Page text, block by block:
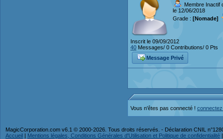
Membre Inactif
le 12/06/2018
Grade : [Nomade]
Inscrit le 09/09/2012
40 Messages/ 0 Contributions/ 0 Pts
Message Privé
Vous n'êtes pas connecté !
MagicCorporation.com v6.1 © 2000-2026. Tous droits réservés. - Déclaration CNIL
Accueil | Mentions légales, Conditions Générales d'Utilisation et Politique de confidentialité